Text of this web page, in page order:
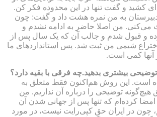
کشید و گفت تنها در این محدوده فکر کن.
به من نمره هشت داد و گفت: چون
من اصلا حاضر به ادامه نشدم و
و قبول شدم و جالب آن ‌که یک سال پس از
اختراع شیمی من ثبت شد. پس استانداردهای ما
کمی است.
بیشتری بدهید.چه فرقی با بقیه دارد؟
است. این روش هم‌اکنون فقط متعلق به
هیچ‌گونه توضیحی را درباره آن نداریم. من
امضا کرده‌ام که تنها پس از جهانی شدن آن
چون در ایران حق کپی‌رایت نیست، در مورد